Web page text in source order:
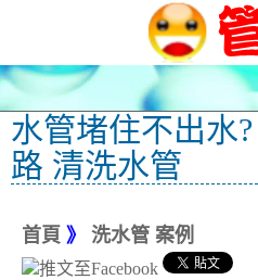
水管堵住不出水
路 清洗水管
首頁 》 洗水管 案例